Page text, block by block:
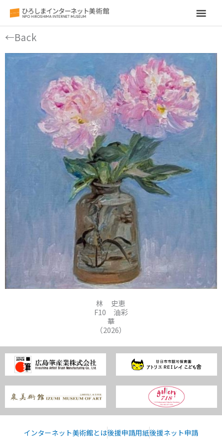
メ
ン
メ
ニ
ュ
ー
←Back
林 史恵
F10 油彩
華
（2026）
インターネット美術館とは後援申請用紙後援ネット申請